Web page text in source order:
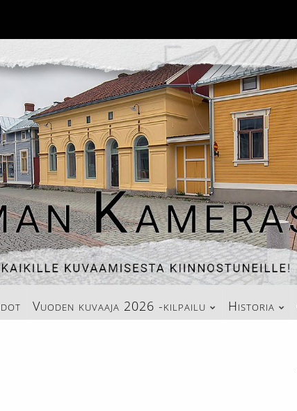
Vuoden kuvaaja 2026 -kilpailu Historia